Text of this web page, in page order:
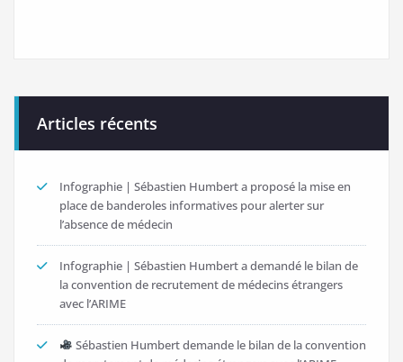
Articles récents
Infographie | Sébastien Humbert a proposé la mise en
place de banderoles informatives pour alerter sur
l’absence de médecin
Infographie | Sébastien Humbert a demandé le bilan de
la convention de recrutement de médecins étrangers
avec l’ARIME
Sébastien Humbert demande le bilan de la convention